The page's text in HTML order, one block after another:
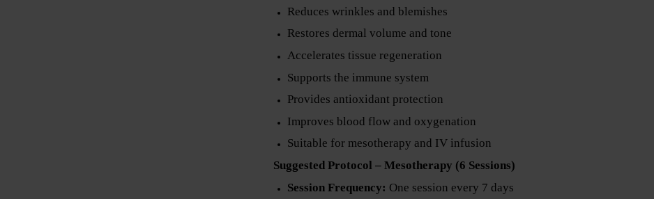
Reduces wrinkles and blemishes
Restores dermal volume and tone
Accelerates tissue regeneration
Supports the immune system
Provides antioxidant protection
Improves blood flow and oxygenation
Suitable for mesotherapy and IV infusion
Suggested Protocol – Mesotherapy (6 Sessions)
Session Frequency: One session every 7 days